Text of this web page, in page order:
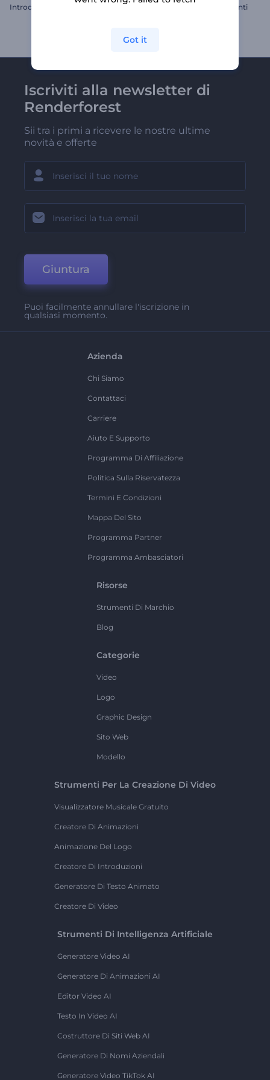
Introduzione al titanio forgiato Logo con particelle scintillanti
Iscriviti alla newsletter di
Renderforest
Sii tra i primi a ricevere le nostre ultime
novità e offerte
Giuntura
Puoi facilmente annullare l'iscrizione in
qualsiasi momento.
Azienda
Chi Siamo
Contattaci
Carriere
Aiuto E Supporto
Programma Di Affiliazione
Politica Sulla Riservatezza
Termini E Condizioni
Mappa Del Sito
Programma Partner
Programma Ambasciatori
Risorse
Strumenti Di Marchio
Blog
Categorie
Video
Logo
Graphic Design
Sito Web
Modello
Strumenti Per La Creazione Di Video
Visualizzatore Musicale Gratuito
Creatore Di Animazioni
Animazione Del Logo
Creatore Di Introduzioni
Generatore Di Testo Animato
Creatore Di Video
Strumenti Di Intelligenza Artificiale
Generatore Video AI
Generatore Di Animazioni AI
Editor Video AI
Testo In Video AI
Costruttore Di Siti Web AI
Generatore Di Nomi Aziendali
Generatore Video TikTok AI
Got it